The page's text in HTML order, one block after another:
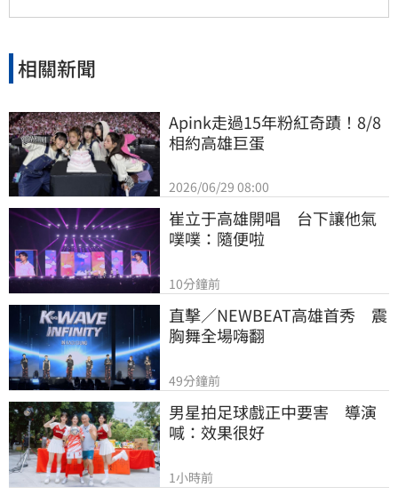
題，引發社會廣泛關注與討論。
相關新聞
Apink走過15年粉紅奇蹟！8/8
相約高雄巨蛋
2026/06/29 08:00
崔立于高雄開唱　台下讓他氣
噗噗：隨便啦
10分鐘前
直擊／NEWBEAT高雄首秀　震
胸舞全場嗨翻
49分鐘前
男星拍足球戲正中要害　導演
喊：效果很好
1小時前